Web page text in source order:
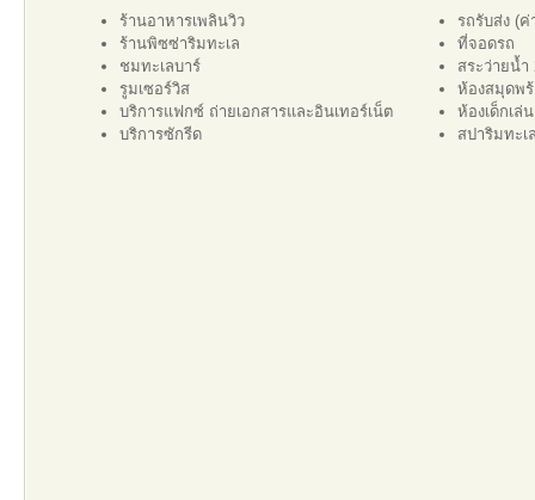
ร้านอาหารเพลินวิว
ร้านพิซซ่าริมทะเล
ชมทะเลบาร์
รูมเซอร์วิส
บริการแฟกซ์ ถ่ายเอกสารและอินเทอร์เน็ต
บริการซักรีด
รถรับส่ง (ค่
ที่จอดรถ
สระว่ายน้ำ
ห้องสมุดพร้
ห้องเด็กเล่
สปาริมทะเ